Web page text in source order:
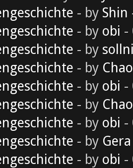
- by Shin
- by obi -
- by
- by
- by obi -
- by
- by obi -
- by Gera
- by obi -